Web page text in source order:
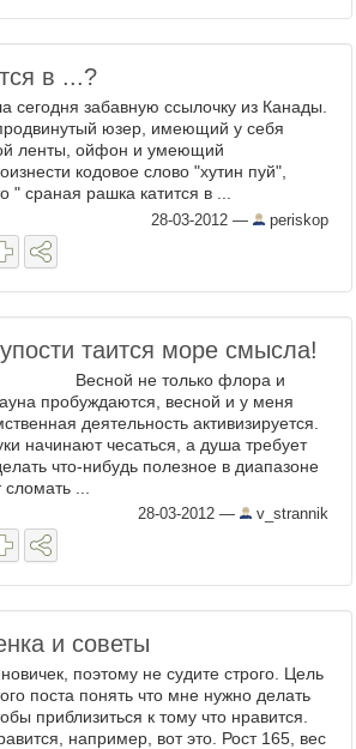
в ...?
сегодня забавную ссылочку из Канады.
юзер, имеющий у себя
ленты, ойфон и умеющий
кодовое слово "хутин пуй",
" сраная рашка катится в ...
28-03-2012 — periskop
таится море смысла!
не только флора и
пробуждаются, весной и у меня
деятельность активизируется.
начинают чесаться, а душа требует
что-нибудь полезное в диапазоне
сломать ...
28-03-2012 — v_strannik
и советы
поэтому не судите строго. Цель
поста понять что мне нужно делать
приблизиться к тому что нравится.
например, вот это. Рост 165, вес